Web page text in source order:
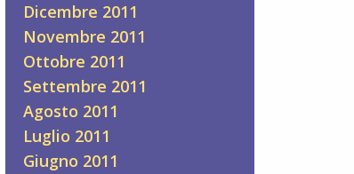
Dicembre 2011
Novembre 2011
Ottobre 2011
Settembre 2011
Agosto 2011
Luglio 2011
Giugno 2011